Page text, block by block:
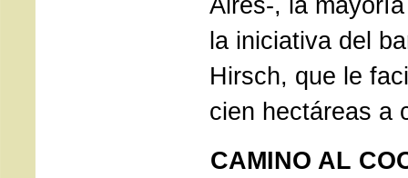
la iniciativa del
Hirsch, que le
cien hectáreas a
CAMINO AL